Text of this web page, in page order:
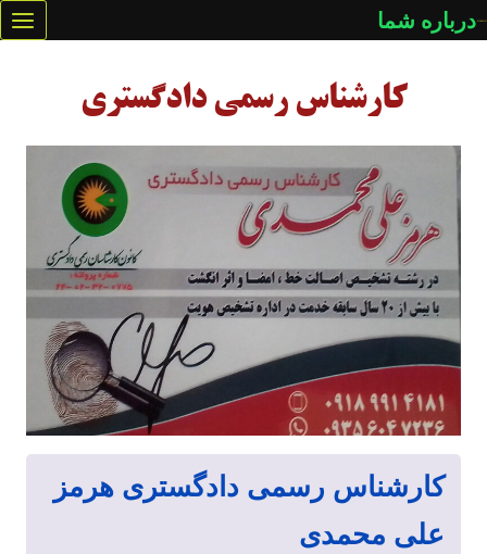
بازگشت
به
درباره شما
کارشناس‌ رسمی دادگستری
کارشناس رسمی دادگستری هرمز
علی محمدی